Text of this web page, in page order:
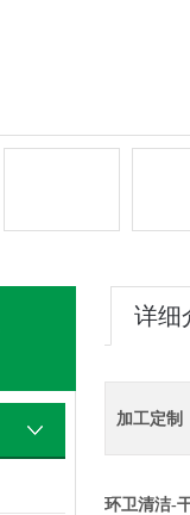
详细
加工定制
环卫清洁-